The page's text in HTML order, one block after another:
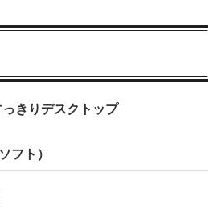
きりデスクトップ
フト）